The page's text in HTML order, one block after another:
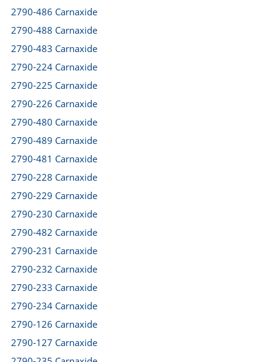
2790-486 Carnaxide
2790-488 Carnaxide
2790-483 Carnaxide
2790-224 Carnaxide
2790-225 Carnaxide
2790-226 Carnaxide
2790-480 Carnaxide
2790-489 Carnaxide
2790-481 Carnaxide
2790-228 Carnaxide
2790-229 Carnaxide
2790-230 Carnaxide
2790-482 Carnaxide
2790-231 Carnaxide
2790-232 Carnaxide
2790-233 Carnaxide
2790-234 Carnaxide
2790-126 Carnaxide
2790-127 Carnaxide